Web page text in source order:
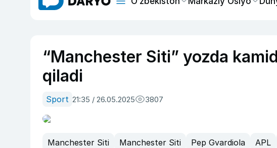
“Manchester Siti” yozda
qiladi
Sport 21:35 / 26.05.2025 3807
Manchester Siti Manchester Siti Pep Gvardiola APL